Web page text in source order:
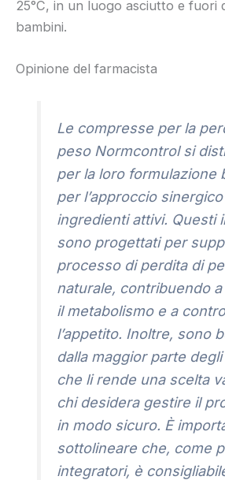
25°C, in un luogo asciutto e fuori
bambini.
Opinione del farmacista
Le compresse per la
peso Normcontrol si
per la loro formulazione
per l’approccio
ingredienti attivi. Questi
sono progettati per
processo di perdita di
naturale, contribuendo
il metabolismo e a
l’appetito. Inoltre, sono
dalla maggior parte
che li rende una scelta
chi desidera gestire il
in modo sicuro. È
sottolineare che, come
integratori, è